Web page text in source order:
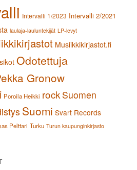
Intervalli 1/2023 Intervalli 2/2021
laulaja-lauluntekijät LP-levyt
Musiikkikirjastot.fi
Odotettuja
Gronow
Poroila Heikki rock Suomen
Suomi Svart Records
Pelttari Turku Turun kaupunginkirjasto